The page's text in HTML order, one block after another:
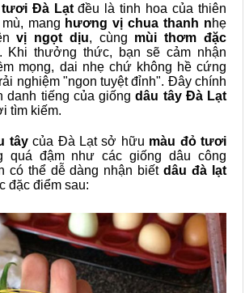
Đà Lạtđều là tinh hoa của thiên
mang hương vị chua thanh nhẹ
vị ngọt dịu, cùng mùi thơm đặc
Khi thưởng thức, bạn sẽ cảm nhận
mọng, dai nhẹ chứ không hề cứng
nghiệm "ngon tuyệt đỉnh". Đây chính
danh tiếng của giốngdâu tây Đà Lạt
tìm kiếm.
tâycủa Đà Lạt sở hữu màu đỏ tươi
quá đậm như các giống dâu công
có thể dễ dàng nhận biếtdâu đà lạt
đặc điểm sau: